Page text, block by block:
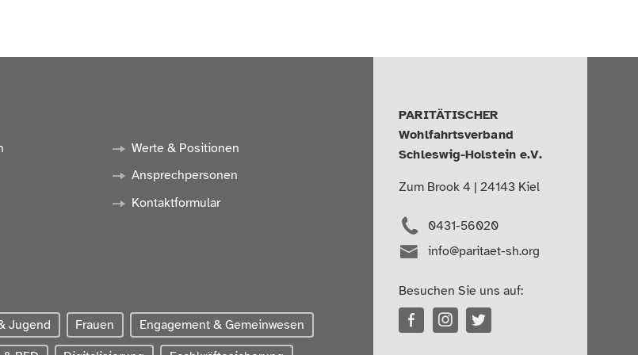
Werte & Positionen
Ansprechpersonen
Kontaktformular
Jugend Frauen Engagement & Gemeinwesen
PARITÄTISCHER
Wohlfahrtsverband
Schleswig-Holstein e.V.
Zum Brook 4 | 24143 Kiel
0431-56020
info@paritaet-sh.org
Besuchen Sie uns auf: